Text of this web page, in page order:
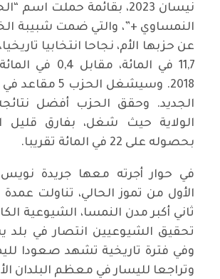
نيسان 2023، بقائمة حملت
النمساوي +”، والتي ضمت شبيبة
عن حزبها الأم، نجاحا انتخابيا
11,7 في المائة،
2018. وسيشغل الحزب
الجديد. وحقق الحزب أفضل
الولاية حيث شغل، بفارق قليل
بحصوله على 22 في المائة تقريبا.
في حوار أجرته معها جريدة نويس
الأول من تموز الحالي، تناولت
ثاني أكبر مدن النمسا، الشيوعية
تحقيق الشيوعيين انتصار في بلد
وفي فترة تاريخية تشهد صعودا
وتراجعا لليسار في معظم البلدان